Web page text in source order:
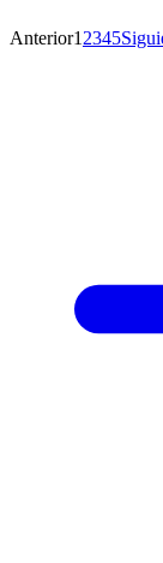
Anterior1 2345